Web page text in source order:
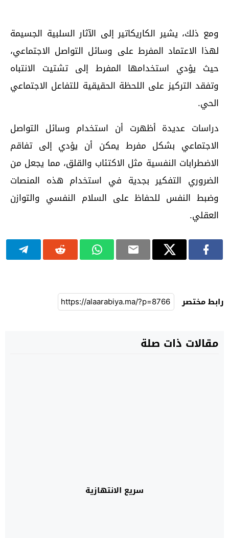
ومع ذلك، يشير الكاريكاتير إلى الآثار السلبية الجسيمة
لهذا الاعتماد المفرط على وسائل التواصل الاجتماعي،
حيث يؤدي استخدامها المفرط إلى تشتيت الانتباه
وتفقد التركيز على اللحظة الحقيقية للتفاعل الاجتماعي
الحي.
دراسات عديدة أظهرت أن استخدام وسائل التواصل
الاجتماعي بشكل مفرط يمكن أن يؤدي إلى تفاقم
الاضطرابات النفسية مثل الاكتئاب والقلق، مما يجعل من
الضروري التفكير بجدية في استخدام هذه المنصات
وضبط النفس للحفاظ على السلام النفسي والتوازن
العقلي.
رابط مختصر
مقالات ذات صلة
سريع الانتهازية